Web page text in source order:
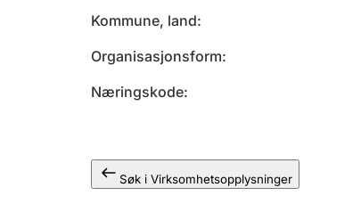
Kommune, land
Organisasjonsform
Næringskode
Søk i Virksomhetsopplysninger